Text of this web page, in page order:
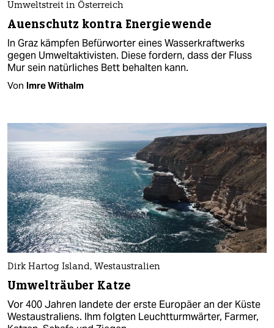
Umweltstreit in Österreich
Auenschutz kontra Energiewende
In Graz kämpfen Befürworter eines Wasserkraftwerks
gegen Umweltaktivisten. Diese fordern, dass der Fluss
Mur sein natürliches Bett behalten kann.
Von Imre Withalm
Dirk Hartog Island, Westaustralien
Umwelträuber Katze
Vor 400 Jahren landete der erste Europäer an der Küste
Westaustraliens. Ihm folgten Leuchtturmwärter, Farmer,